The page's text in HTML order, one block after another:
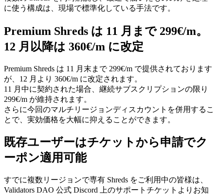
に使う構成は、現場で標準化している手法です。
Premium Shreds は 11 月まで 299€/m。
12 月以降は 360€/m に改定
Premium Shreds は 11 月末まで 299€/m で提供されております
が、12 月より 360€/m に改定されます。
11 月中に契約された場合、継続サブスクリプションの限り
299€/m が維持されます。
さらに今回のマルチリージョンディスカウントを併用するこ
とで、実効価格を大幅に抑えることができます。
既存ユーザーはチケットから申請でク
ーポン適用可能
すでに複数リージョンで専有 Shreds をご利用中の皆様は、
Validators DAO 公式 Discord 上のサポートチケットよりお知